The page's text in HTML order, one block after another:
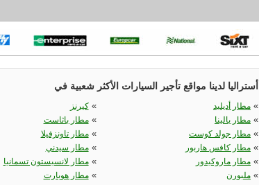
أستراليا لدينا مواقع تأجير السيارات الأكثر شعبية في
كيرنز« مطار أديليد «
مطار باثاست« مطار بالينا «
مطار تاونزفيلا« مطار جولد كوست «
مطار سيدني« مطار كافس هاربور «
مطار لانسيستون تسمانيا« مطار ماروكيدور «
مطار هوبارت« ملبورن «